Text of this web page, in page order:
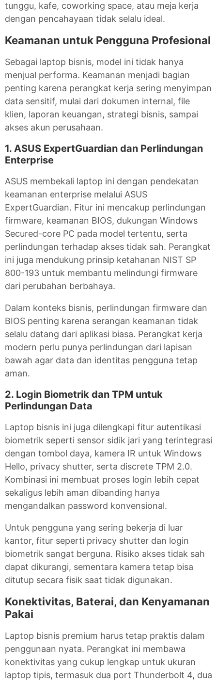
tunggu, kafe, coworking space, atau meja kerja
dengan pencahayaan tidak selalu ideal.
Keamanan untuk Pengguna Profesional
Sebagai laptop bisnis, model ini tidak hanya
menjual performa. Keamanan menjadi bagian
penting karena perangkat kerja sering menyimpan
data sensitif, mulai dari dokumen internal, file
klien, laporan keuangan, strategi bisnis, sampai
akses akun perusahaan.
1. ASUS ExpertGuardian dan Perlindungan
Enterprise
ASUS membekali laptop ini dengan pendekatan
keamanan enterprise melalui ASUS
ExpertGuardian. Fitur ini mencakup perlindungan
firmware, keamanan BIOS, dukungan Windows
Secured-core PC pada model tertentu, serta
perlindungan terhadap akses tidak sah. Perangkat
ini juga mendukung prinsip ketahanan NIST SP
800-193 untuk membantu melindungi firmware
dari perubahan berbahaya.
Dalam konteks bisnis, perlindungan firmware dan
BIOS penting karena serangan keamanan tidak
selalu datang dari aplikasi biasa. Perangkat kerja
modern perlu punya perlindungan dari lapisan
bawah agar data dan identitas pengguna tetap
aman.
2. Login Biometrik dan TPM untuk
Perlindungan Data
Laptop bisnis ini juga dilengkapi fitur autentikasi
biometrik seperti sensor sidik jari yang terintegrasi
dengan tombol daya, kamera IR untuk Windows
Hello, privacy shutter, serta discrete TPM 2.0.
Kombinasi ini membuat proses login lebih cepat
sekaligus lebih aman dibanding hanya
mengandalkan password konvensional.
Untuk pengguna yang sering bekerja di luar
kantor, fitur seperti privacy shutter dan login
biometrik sangat berguna. Risiko akses tidak sah
dapat dikurangi, sementara kamera tetap bisa
ditutup secara fisik saat tidak digunakan.
Konektivitas, Baterai, dan Kenyamanan
Pakai
Laptop bisnis premium harus tetap praktis dalam
penggunaan nyata. Perangkat ini membawa
konektivitas yang cukup lengkap untuk ukuran
laptop tipis, termasuk dua port Thunderbolt 4, dua